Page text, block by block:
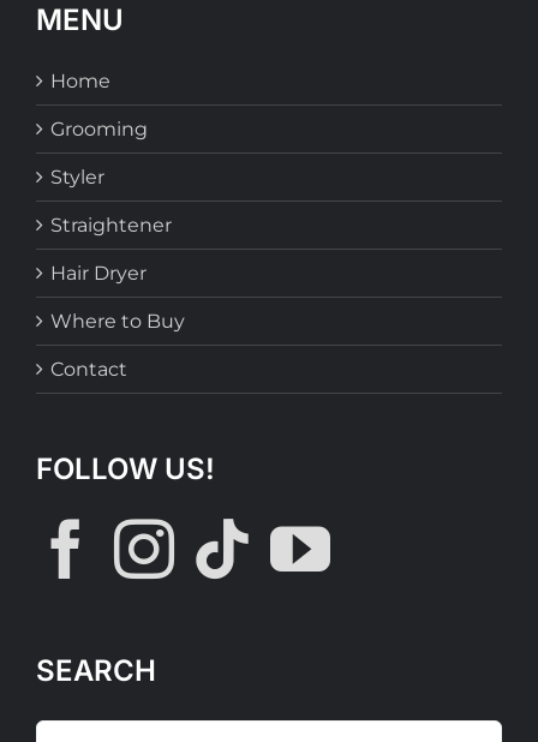
MENU
Home
Grooming
Styler
Straightener
Hair Dryer
Where to Buy
Contact
FOLLOW US!
SEARCH
Search